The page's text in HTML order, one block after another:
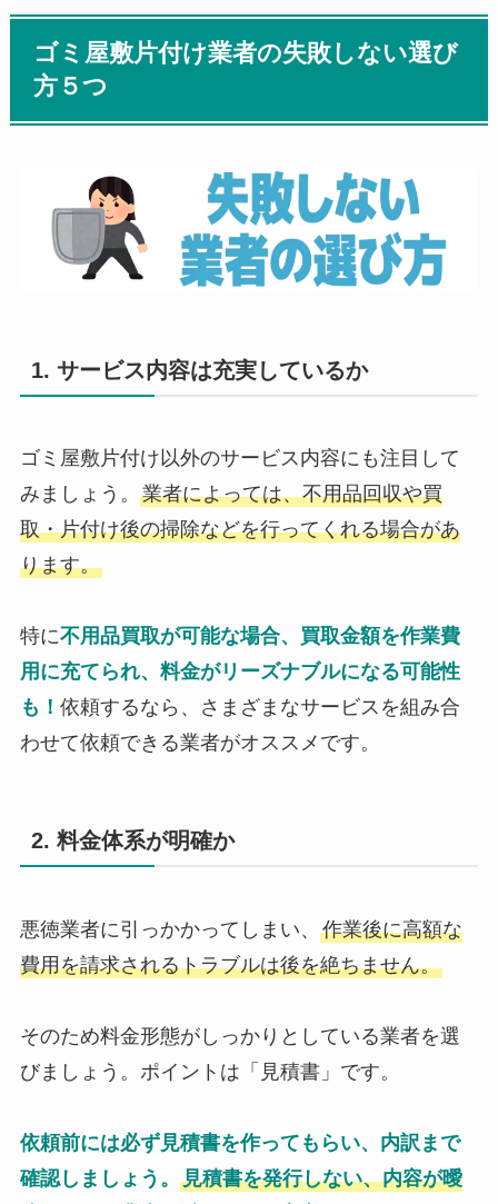
ゴミ屋敷片付け業者の失敗しない選び
方５つ
1. サービス内容は充実しているか
ゴミ屋敷片付け以外のサービス内容にも注目して
みましょう。 業者によっては、不用品回収や買
取・片付け後の掃除などを行ってくれる場合があ
ります。
特に不用品買取が可能な場合、買取金額を作業費
用に充てられ、料金がリーズナブルになる可能性
も！ 依頼するなら、さまざまなサービスを組み合
わせて依頼できる業者がオススメです。
2. 料金体系が明確か
悪徳業者に引っかかってしまい、 作業後に高額な
費用を請求されるトラブルは後を絶ちません。
そのため料金形態がしっかりとしている業者を選
びましょう。ポイントは「見積書」です。
依頼前には必ず見積書を作ってもらい、内訳まで
確認しましょう。 見積書を発行しない、内容が曖